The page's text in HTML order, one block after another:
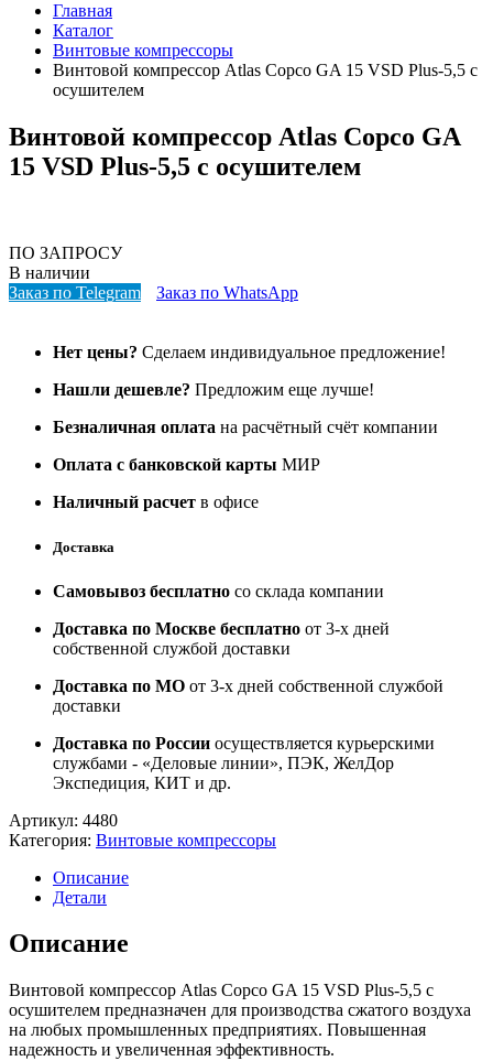
Главная
Каталог
Винтовые компрессоры
Винтовой компрессор Atlas Copco GA 15 VSD Plus-5,5 с
осушителем
Винтовой компрессор Atlas Copco GA
15 VSD Plus-5,5 с осушителем
ПО ЗАПРОСУ
В наличии
Заказ по Telegram
Заказ по WhatsApp
Нет цены? Сделаем индивидуальное предложение!
Нашли дешевле? Предложим еще лучше!
Безналичная оплата на расчётный счёт компании
Оплата с банковской карты МИР
Наличный расчет в офисе
Доставка
Самовывоз бесплатно со склада компании
Доставка по Москве бесплатно от 3-х дней
собственной службой доставки
Доставка по МО от 3-х дней собственной службой
доставки
Доставка по России осуществляется курьерскими
службами - «Деловые линии», ПЭК, ЖелДор
Экспедиция, КИТ и др.
Артикул: 4480
Категория: Винтовые компрессоры
Описание
Детали
Описание
Винтовой компрессор Atlas Copco GA 15 VSD Plus-5,5 с
осушителем предназначен для производства сжатого воздуха
на любых промышленных предприятиях. Повышенная
надежность и увеличенная эффективность.